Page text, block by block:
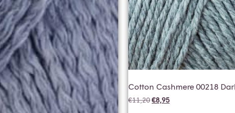
Cotton Cashmere 00218
€11,20€8,95